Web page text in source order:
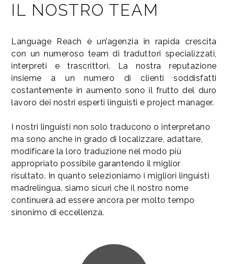
IL NOSTRO TEAM
Language Reach è un’agenzia in rapida crescita
con un numeroso team di traduttori specializzati,
interpreti e trascrittori. La nostra reputazione
insieme a un numero di clienti soddisfatti
costantemente in aumento sono il frutto del duro
lavoro dei nostri esperti linguisti e project manager.
I nostri linguisti non solo traducono o interpretano
ma sono anche in grado di localizzare, adattare,
modificare la loro traduzione nel modo più
appropriato possibile garantendo il miglior
risultato. In quanto selezioniamo i migliori linguisti
madrelingua, siamo sicuri che il nostro nome
continuerà ad essere ancora per molto tempo
sinonimo di eccellenza.